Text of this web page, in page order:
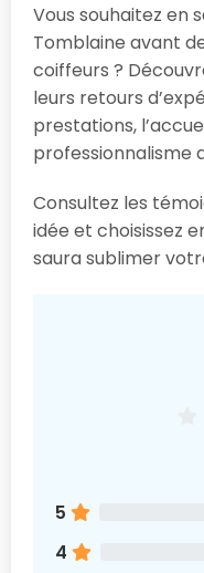
Vous souhaitez en
Tomblaine avant
coiffeurs ?
leurs retours
prestations,
professionnalisme
Consultez les
idée et choisissez
saura sublimer
5
4